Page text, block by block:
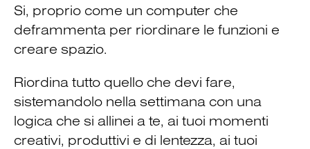
Si, proprio come un computer che
deframmenta per riordinare le funzioni e
creare spazio.
Riordina tutto quello che devi fare,
sistemandolo nella settimana con una
logica che si allinei a te, ai tuoi momenti
creativi, produttivi e di lentezza, ai tuoi